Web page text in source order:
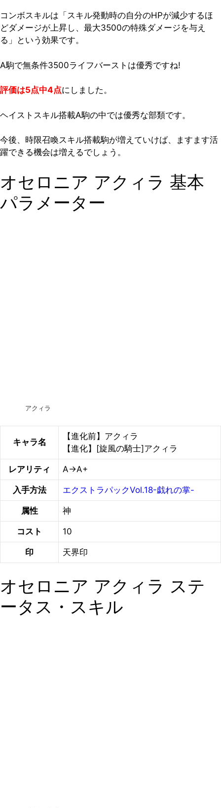
コンボスキルは「スキル発動時の自分のHPが減少するほ
どダメージが上昇し、最大3500の特殊ダメージを与え
る」という効果です。
A駒で無条件3500ライフバーストは優秀ですね!
評価は5点中4点にしました。
ヘイストスキル搭載A駒の中では優秀な部類です。
今後、時限召喚スキル搭載駒が増えていけば、ますます活
躍できる機会は増えるでしょう。
オセロニア アクィラ 基本
パラメーター
アクィラ
キャラ名
【進化前】アクィラ
【進化】[旋風の騎士]アクィラ
レアリティ A→A+
入手方法 エクストラパックVol.18-戯れの掌-
属性 神
コスト 10
印 天界印
オセロニア アクィラ ステ
ータス・スキル